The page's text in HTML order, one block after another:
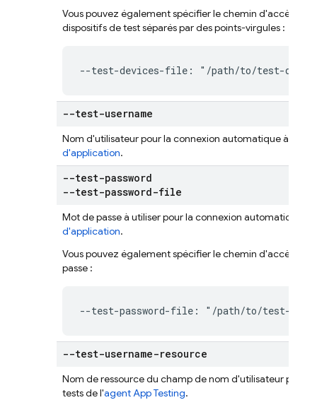
Vous pouvez également spécifier le chemin d'accès à
dispositifs de test séparés par des points-virgules :
--test-devices-file: "/path/to/test-
--test-username
Nom d'utilisateur pour la connexion automatique à
d'application.
--test-password
--test-password-file
Mot de passe à utiliser pour la connexion automatique
d'application.
Vous pouvez également spécifier le chemin d'accès à
passe :
--test-password-file: "/path/to/test-
--test-username-resource
Nom de ressource du champ de nom d'utilisateur pour
tests de l'agent App Testing.